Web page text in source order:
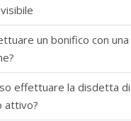
un bonifico con una
effettuare la disdetta di
attivo?